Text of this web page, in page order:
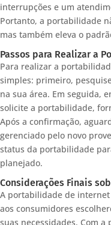
interrupções e um
Portanto, a portabilidade
mas também eleva o
Passos para Realizar a
Para realizar a
simples: primeiro,
na sua área. Em seguida,
solicite a portabilidade,
Após a confirmação,
gerenciado pelo novo
status da portabilidade
planejado.
Considerações Finais
A portabilidade de
aos consumidores
suas necessidades. Com